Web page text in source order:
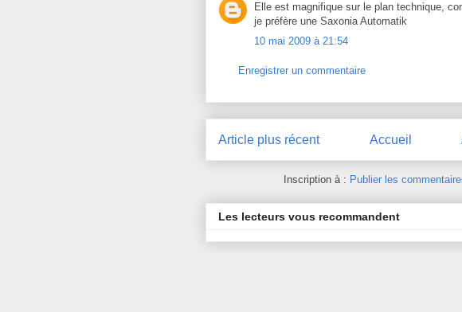
Elle est magnifique sur le plan technique,
je préfère une Saxonia Automatik
10 mai 2009 à 21:54
Enregistrer un commentaire
Article plus récent Accueil
Inscription à : Publier les
Les lecteurs vous recommandent